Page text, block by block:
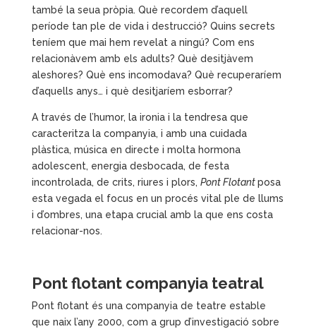
també la seua pròpia. Què recordem d’aquell
període tan ple de vida i destrucció? Quins secrets
teníem que mai hem revelat a ningú? Com ens
relacionàvem amb els adults? Què desitjàvem
aleshores? Què ens incomodava? Què recuperaríem
d’aquells anys… i què desitjaríem esborrar?
A través de l’humor, la ironia i la tendresa que
caracteritza la companyia, i amb una cuidada
plàstica, música en directe i molta hormona
adolescent, energia desbocada, de festa
incontrolada, de crits, riures i plors, Pont Flotantposa
esta vegada el focus en un procés vital ple de llums
i d’ombres, una etapa crucial amb la que ens costa
relacionar-nos.
Pont flotant companyia teatral
Pont flotant és una companyia de teatre estable
que naix l’any 2000, com a grup d’investigació sobre